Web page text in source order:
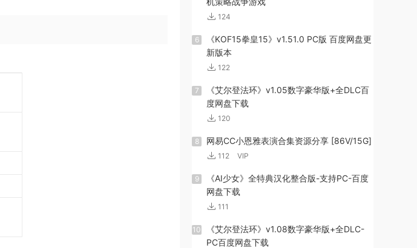
124
6
《KOF15拳皇15》v1.51.0 PC版 百度网盘更
新版本
122
7
《艾尔登法环》v1.05数字豪华版+全DLC百
度网盘下载
120
8 网易CC小恩雅表演合集资源分享 [86V/15G]
112 VIP
9
《AI少女》全特典汉化整合版-支持PC-百度
网盘下载
111
10
《艾尔登法环》v1.08数字豪华版+全DLC-
PC百度网盘下载